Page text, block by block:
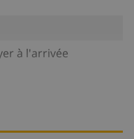
à l'arrivée